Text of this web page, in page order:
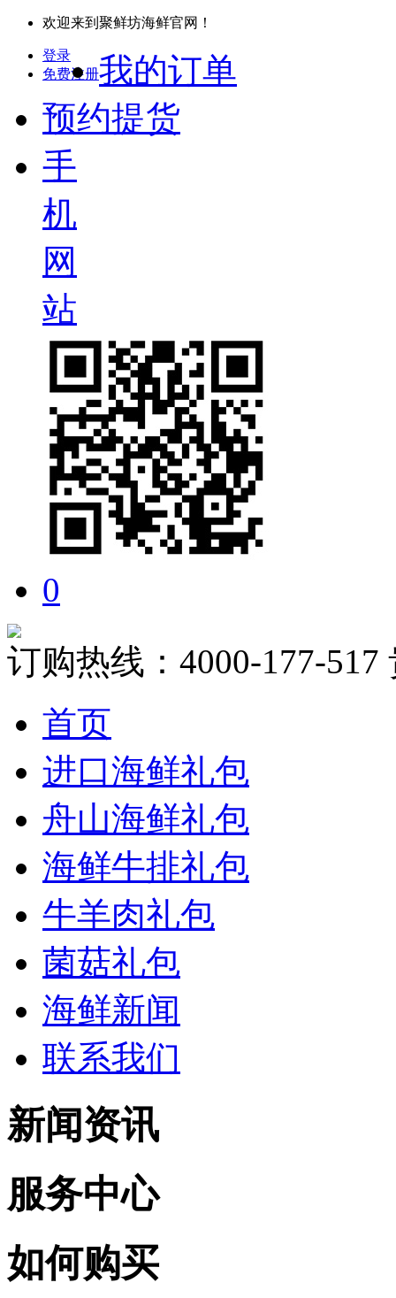
欢迎来到聚鲜坊海鲜官网！
登录
免费注册我的订单
预约提货
手
机
网
站
0
订购热线： 4000-177-517
首页
进口海鲜礼包
舟山海鲜礼包
海鲜牛排礼包
牛羊肉礼包
菌菇礼包
海鲜新闻
联系我们
新闻资讯
服务中心
如何购买